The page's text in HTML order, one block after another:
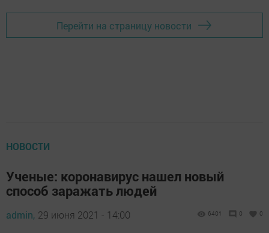
Перейти на страницу новости
НОВОСТИ
Ученые: коронавирус нашел новый
способ заражать людей
admin, 29 июня 2021 - 14:00 6401 0 0